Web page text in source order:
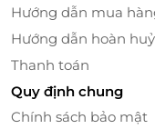
Điểm nhấn đặc biệt
hình âm nhạc
trên sông, tiếng
cùng sóng nước và
một thời của Huế.
Hướng dẫn mua
Hướng dẫn hoàn huỷ
Thanh toán
Quy định chung
Chính sách bảo mật